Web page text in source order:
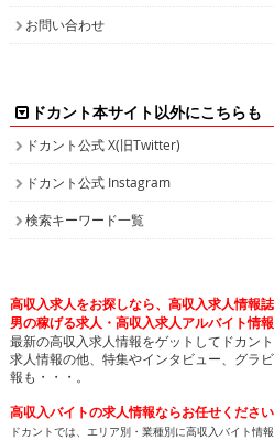
お問い合わせ
ドカント本サイト以外にこちらも
ドカント公式 X(旧Twitter)
ドカント公式 Instagram
検索キーワード一覧
高収入求人をお探しなら、高収入求人情報
男の稼げる求人・高収入求人アルバイト情
最新の高収入求人情報をゲットしてドカント
求人情報の他、特集やインタビュー、グラ
報も・・・。
高収入バイトの求人情報ならお任せください
ドカントでは、エリア別・業種別に高収入バイト情